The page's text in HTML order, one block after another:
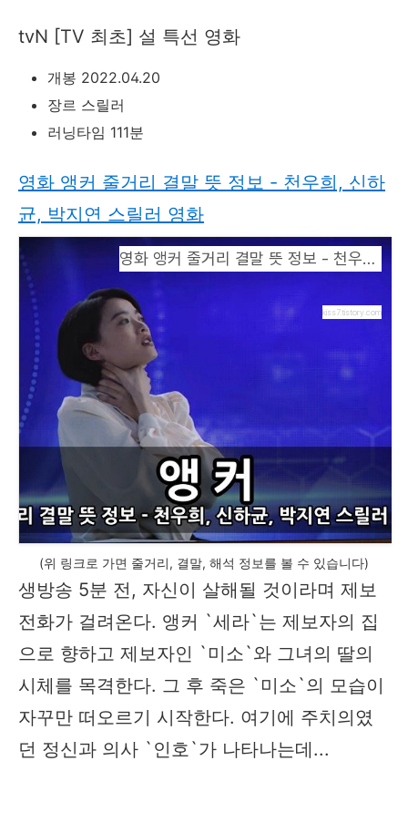
tvN [TV 최초] 설 특선 영화
개봉 2022.04.20
장르 스릴러
러닝타임 111분
영화 앵커 줄거리 결말 뜻 정보 - 천우희, 신하
균, 박지연 스릴러 영화
영화 앵커 줄거리 결말 뜻 정보 - 천우희, 신하균, 박지연 스릴러 영화
kiss7.tistory.com
(위 링크로 가면 줄거리, 결말, 해석 정보를 볼 수 있습니다)
생방송 5분 전, 자신이 살해될 것이라며 제보
전화가 걸려온다. 앵커 `세라`는 제보자의 집
으로 향하고 제보자인 `미소`와 그녀의 딸의
시체를 목격한다. 그 후 죽은 `미소`의 모습이
자꾸만 떠오르기 시작한다. 여기에 주치의였
던 정신과 의사 `인호`가 나타나는데...